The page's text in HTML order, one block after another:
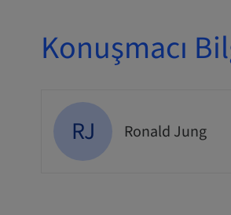
Konuşmacı
RJ Ronald Jung